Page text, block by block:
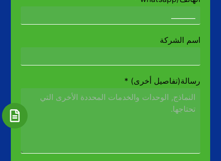
اسم الشركة
رسالة(تفاصيل أخرى) *